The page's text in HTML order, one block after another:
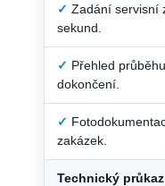
✓ Zadání servisní
sekund.
✓ Přehled
dokončení.
✓
zakázek.
Technický